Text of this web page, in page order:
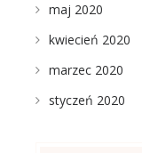
maj 2020
kwiecień 2020
marzec 2020
styczeń 2020